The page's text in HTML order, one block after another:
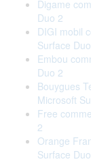
Digame
Duo 2
DIGI mobil
Surface
Embou
Duo 2
Bouygues
Microsoft
Free
2
Orange
Surface